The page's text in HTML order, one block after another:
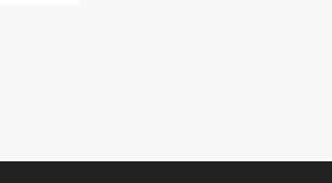
la